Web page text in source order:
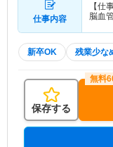
仕事内容
【仕
新卒OK 残業少な
保存する